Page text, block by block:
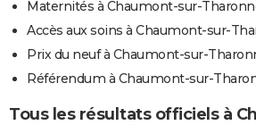
Maternités à Chaumont-sur-
Accès aux soins à Chaumont-sur-
Prix du neuf à Chaumont-sur-
Référendum à Chaumont-sur-
Tous les résultats officiels à